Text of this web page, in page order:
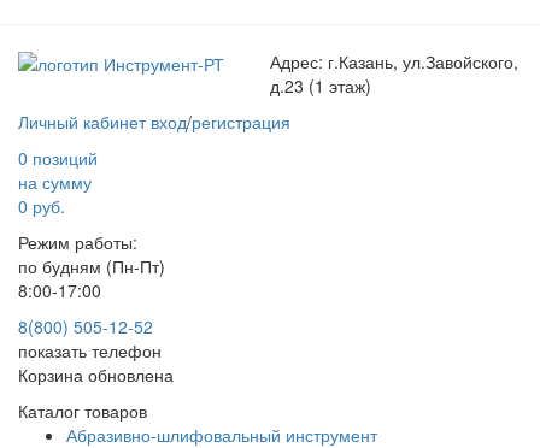
Адрес: г.Казань, ул.Завойского,
д.23 (1 этаж)
Личный кабинет вход/регистрация
0 позиций
на сумму
0 руб.
Режим работы:
по будням (Пн-Пт)
8:00-17:00
8(800) 505-12-52
показать телефон
Корзина обновлена
Каталог товаров
Абразивно-шлифовальный инструмент